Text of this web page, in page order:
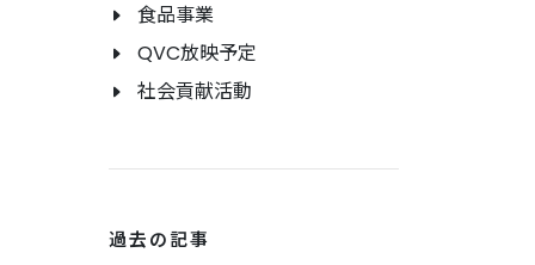
食品事業
QVC放映予定
社会貢献活動
過去の記事